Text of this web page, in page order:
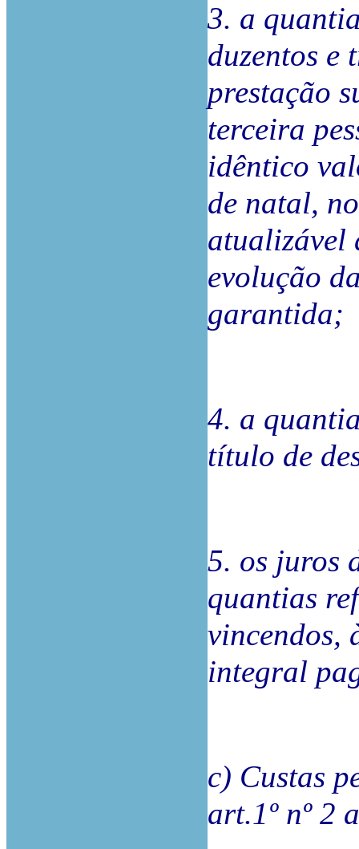
3. a
duzentos e
prestação
terceira
idêntico
de natal,
atualizável
evolução
garantida;
4. a
título de
5. os juros
quantias
vincendos,
integral
c) Custas
art.1º nº 2